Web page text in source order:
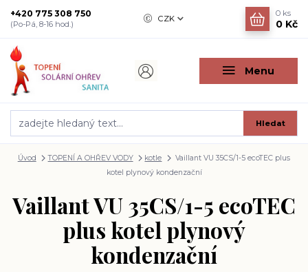
Menu
CZK
Hledat
+420 775 308 750
(Po-Pá, 8-16 hod.)
0 ks
0 Kč
Úvod TOPENÍ A OHŘEV VODY kotle
Vaillant VU 35CS/1-5 ecoTEC plus
kotel plynový kondenzační
Vaillant VU 35CS/1-5 ecoTEC
plus kotel plynový
kondenzační